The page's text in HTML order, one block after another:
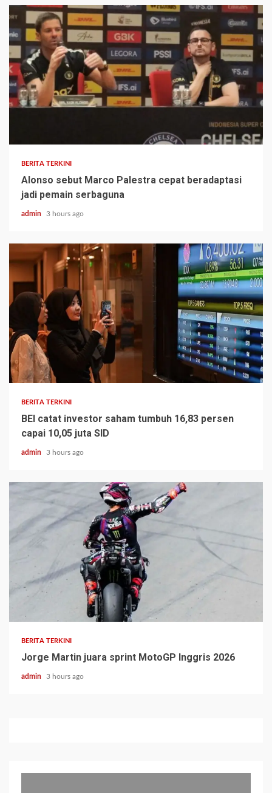
BERITA TERKINI
Alonso sebut Marco Palestra cepat beradaptasi
jadi pemain serbaguna
admin 3 hours ago
BERITA TERKINI
BEI catat investor saham tumbuh 16,83 persen
capai 10,05 juta SID
admin 3 hours ago
BERITA TERKINI
Jorge Martin juara sprint MotoGP Inggris 2026
admin 3 hours ago